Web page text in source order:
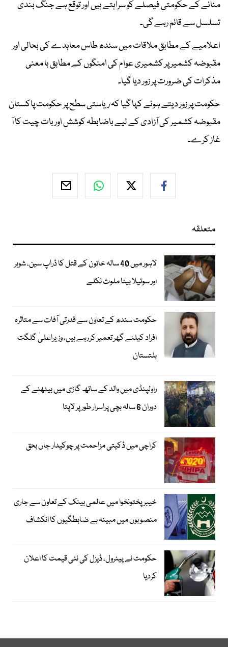
منانے کے حکومتی فیصلے کو سراہتے ہیں اور توقع ہے جنگ بندی
تسلسل سے قائم رہے گی۔
اعلامیے کے مطابق ملاقات میں سندھ طاس معاہدے کی بحالی اور
مقبوضہ کشمیر پر کشمیری عوام کی امنگوں کے مطابق با معنی
مذکرات کی ضرورت پر زور دیا گیا۔
حکومت پر زور دیتے ہوئے کہا گیا کہ ریاستی سطح پر حکومت پاکستان
مقبوضہ کشمیر کی آزادی کے لیے باضابطہ کوشش اور بات چیت کا آ
غاز کرے۔
متعلقہ
لاہور میں 40 سالہ خاتون کے قتل کا ڈراپ سین، شوہر
اور سوتیلا بیٹا ملوث نکلے
حکومت سندھ کے تعاون سے قدرتی آفات سے متاثرہ
افراد کیلئے گھر تعمیر کر رہے ہیں، وزیراعلیٰ گلگت
بلتستان
راولپنڈی میں والد کے ساتھ گاڑی میں بیٹھنے کے
دوران 6 سالہ بچی پراسرار طور پر لاپتا
کراچی میں ڈکیتی مزاحمت پر چوکیدار جاں بحق
خیبرپختونخوا میں عالمی بینک کے تعاون سے جاری
منصوبوں میں مبینہ بے ضابطگیوں کا انکشاف
حکومت نے پیٹرول، ڈیزل کی نئی قیمت کا اعلان
کردیا